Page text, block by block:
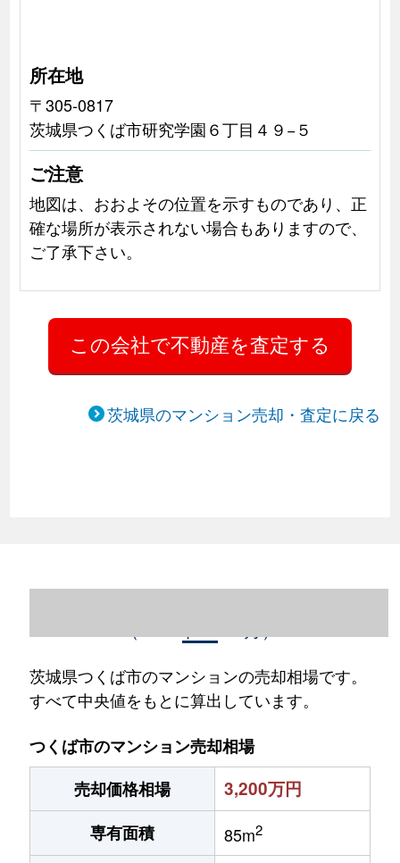
所在地
〒305-0817
茨城県つくば市研究学園６丁目４９−５
ご注意
地図は、おおよその位置を示すものであり、正
確な場所が表示されない場合もありますので、
ご了承下さい。
茨城県のマンション売却・査定に戻る
茨城県つくば市のマンションの売却相場です。
すべて中央値をもとに算出しています。
つくば市のマンション売却相場
売却価格相場
3,200万円
専有面積 85m2